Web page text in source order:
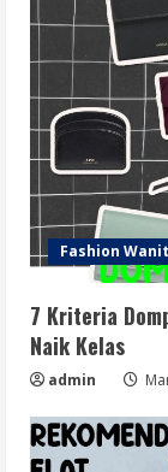
Fashion
7 Kriteria
Naik Kelas
admin